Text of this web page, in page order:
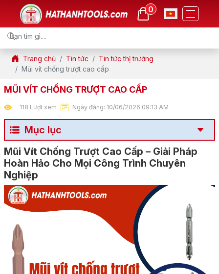
0
Trang chủ Tin tức
Tin tức thị trường
Mũi vít chống trượt cao cấp
MŨI VÍT CHỐNG TRƯỢT CAO CẤP
118 Lượt xem Ngày đăng: 10/06/2026 09:13 AM
Mục lục
Mũi Vít Chống Trượt Cao Cấp – Giải Pháp
Hoàn Hảo Cho Mọi Công Trình Chuyên
Nghiệp